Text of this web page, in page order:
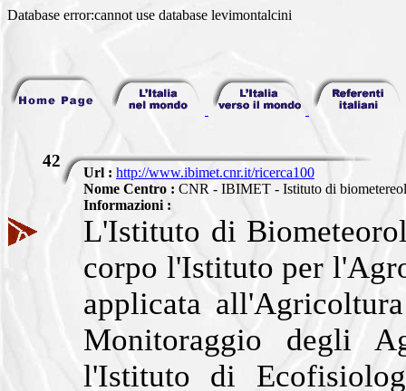
Database error:cannot use database levimontalcini
42
Url : http://www.ibimet.cnr.it/ricerca100
Nome Centro : CNR - IBIMET - Istituto di
Informazioni :
L'Istituto di
corpo l'Istituto per
applicata
Monitoraggio degli
l'Istituto di